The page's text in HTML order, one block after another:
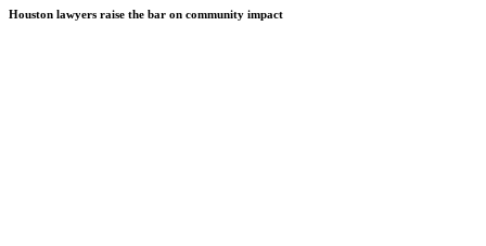
Houston lawyers raise the bar on community impact